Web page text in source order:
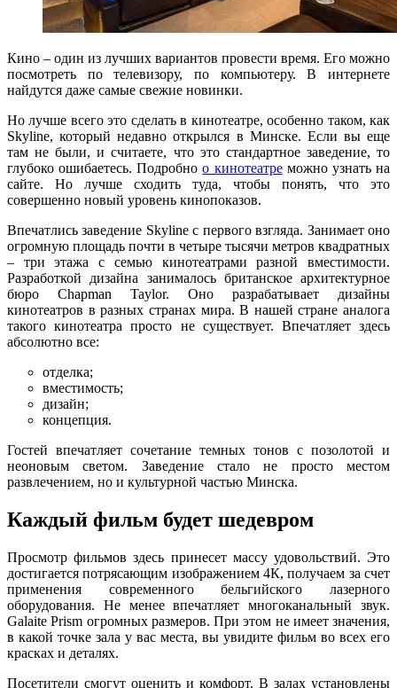
Кино – один из лучших вариантов провести время. Его можно
посмотреть по телевизору, по компьютеру. В интернете
найдутся даже самые свежие новинки.
Но лучше всего это сделать в кинотеатре, особенно таком, как
Skyline, который недавно открылся в Минске. Если вы еще
там не были, и считаете, что это стандартное заведение, то
глубоко ошибаетесь. Подробноо кинотеатреможно узнать на
сайте. Но лучше сходить туда, чтобы понять, что это
совершенно новый уровень кинопоказов.
Впечатлись заведение Skyline с первого взгляда. Занимает оно
огромную площадь почти в четыре тысячи метров квадратных
– три этажа с семью кинотеатрами разной вместимости.
Разработкой дизайна занималось британское архитектурное
бюро Chapman Taylor. Оно разрабатывает дизайны
кинотеатров в разных странах мира. В нашей стране аналога
такого кинотеатра просто не существует. Впечатляет здесь
абсолютно все:
отделка;
вместимость;
дизайн;
концепция.
Гостей впечатляет сочетание темных тонов с позолотой и
неоновым светом. Заведение стало не просто местом
развлечением, но и культурной частью Минска.
Каждый фильм будет шедевром
Просмотр фильмов здесь принесет массу удовольствий. Это
достигается потрясающим изображением 4К, получаем за счет
применения современного бельгийского лазерного
оборудования. Не менее впечатляет многоканальный звук.
Galaite Prism огромных размеров. При этом не имеет значения,
в какой точке зала у вас места, вы увидите фильм во всех его
красках и деталях.
Посетители смогут оценить и комфорт. В залах установлены